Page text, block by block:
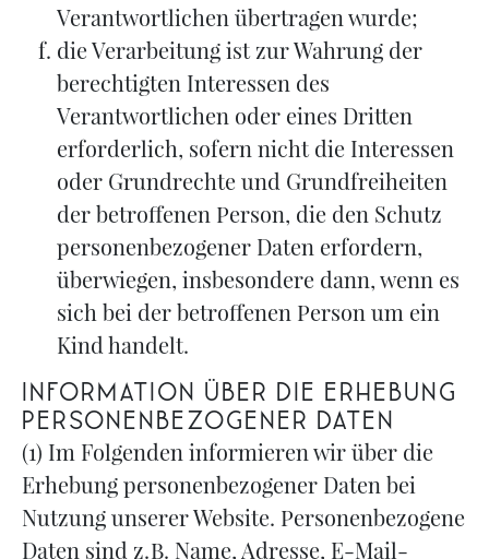
Verantwortlichen übertragen wurde;
die Verarbeitung ist zur Wahrung der
berechtigten Interessen des
Verantwortlichen oder eines Dritten
erforderlich, sofern nicht die Interessen
oder Grundrechte und Grundfreiheiten
der betroffenen Person, die den Schutz
personenbezogener Daten erfordern,
überwiegen, insbesondere dann, wenn es
sich bei der betroffenen Person um ein
Kind handelt.
Information über die Erhebung
personenbezogener Daten
(1) Im Folgenden informieren wir über die
Erhebung personenbezogener Daten bei
Nutzung unserer Website. Personenbezogene
Daten sind z. B. Name, Adresse, E-Mail-